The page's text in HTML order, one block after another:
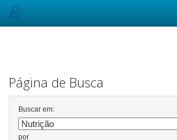
Página de Busca
Buscar em:
por